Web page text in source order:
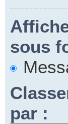
sous
par :